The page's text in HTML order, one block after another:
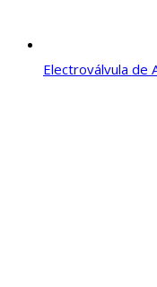
Electroválvula de